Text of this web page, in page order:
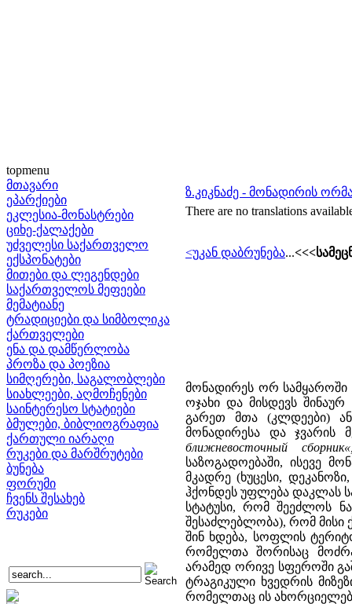
topmenu
მთავარი
ეპარქიები
ეკლესია-მონასტრები
ციხე-ქალაქები
უძველესი საქართველო
ექსპონატები
მითები და ლეგენდები
საქართველოს მეფეები
მემატიანე
ტრადიციები და სიმბოლიკა
ქართველები
ენა და დამწერლობა
პროზა და პოეზია
სიმღერები, საგალობლები
სიახლეები, აღმოჩენები
საინტერესო სტატიები
ბმულები, ბიბლიოგრაფია
ქართული იარაღი
რუკები და მარშრუტები
ბუნება
ფორუმი
ჩვენს შესახებ
რუკები
ზ.კიკნაძე - მონადირის
There are no translations
<უკან დაბრუნება...
მონადირეს ორ სამყაროში
ოჯახი და მისდევს
გარეთ მთა (კლდეები)
მონადირესა და ჯვარის
ближневосточный
საზოგადოებაში, ისევე
მკადრე (ხუცესი,
ჰქონდეს უფლება დაკლას
სტატუსი, რომ შეეძლოს
შესაძლებლობა), რომ მისი
შინ ხდება, სოფლის
რომელთა შორისაც
არამედ ორივე სფეროში
ტრაგიკული ხვედრის
რომელთაც ის